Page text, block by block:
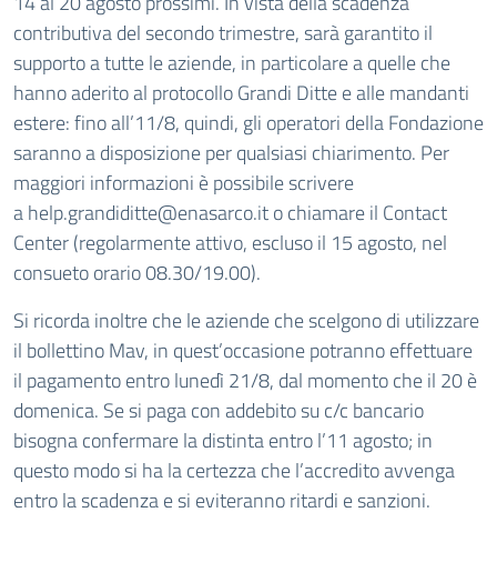
contributiva del secondo trimestre, sarà garantito il
supporto a tutte le aziende, in particolare a quelle che
hanno aderito al protocollo Grandi Dittee alle mandanti
estere: fino all’11/8, quindi, gli operatori della Fondazione
saranno a disposizione per qualsiasi chiarimento. Per
maggiori informazioni è possibile scrivere
ahelp.grandiditte@enasarco.ito chiamare il Contact
Center (regolarmente attivo, escluso il 15 agosto, nel
consueto orario 08.30/19.00).
Si ricorda inoltre che le aziende che scelgono di utilizzare
il bollettino Mav, in quest’occasione potranno effettuare
il pagamento entro lunedì 21/8, dal momento che il 20 è
domenica. Se si paga con addebito su c/c bancario
bisogna confermare la distinta entro l’11 agosto; in
questo modo si ha la certezza che l’accredito avvenga
entro la scadenza e si eviteranno ritardi e sanzioni.